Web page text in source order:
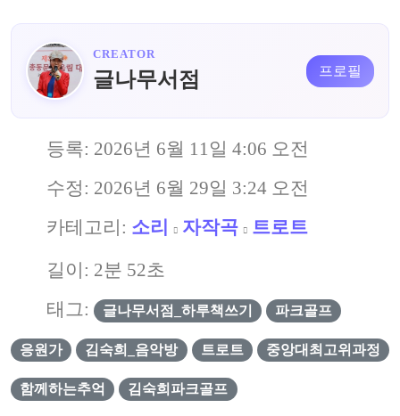
CREATOR
글나무서점 프로필
등록: 2026년 6월 11일 4:06 오전
수정: 2026년 6월 29일 3:24 오전
카테고리: 소리 자작곡 트로트
길이: 2분 52초
태그:
글나무서점_하루책쓰기 파크골프
응원가 김숙희_음악방 트로트 중앙대최고위과정
함께하는추억 김숙희파크골프